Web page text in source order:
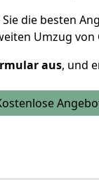
die besten
Umzug
aus, und